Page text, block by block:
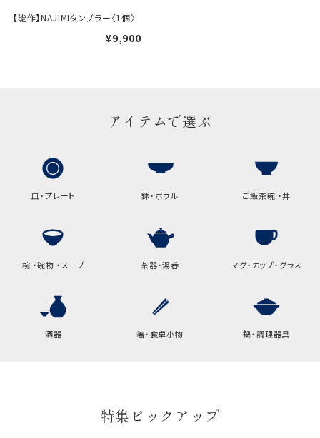
ギフト袋について
手提げ袋について
A:京名所 袋
22cm
幅
9cm
高さ
【能作】NAJIMIタンブラー〈1個〉
¥9,900
アイテムで選ぶ
皿・プレート 鉢・ボウル ご飯茶碗 ・丼
椀 ・碗物 ・スープ 茶器・湯呑 マグ・カップ・グラス
酒器 箸・食卓小物 鍋・調理器具
特集ピックアップ